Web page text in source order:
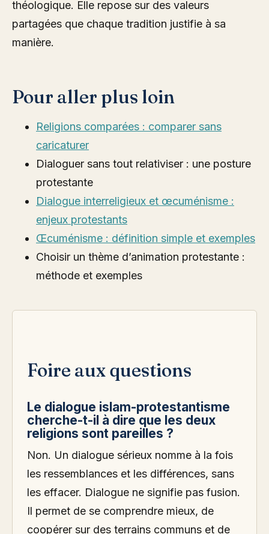
théologique. Elle repose sur des valeurs
partagées que chaque tradition justifie à sa
manière.
Pour aller plus loin
Religions comparées : comparer sans
caricaturer
Dialoguer sans tout relativiser : une posture
protestante
Dialogue interreligieux et œcuménisme :
enjeux protestants
Œcuménisme : définition simple et exemples
Choisir un thème d’animation protestante :
méthode et exemples
Foire aux questions
Le dialogue islam-protestantisme
cherche-t-il à dire que les deux
religions sont pareilles ?
Non. Un dialogue sérieux nomme à la fois
les ressemblances et les différences, sans
les effacer. Dialogue ne signifie pas fusion.
Il permet de se comprendre mieux, de
coopérer sur des terrains communs et de